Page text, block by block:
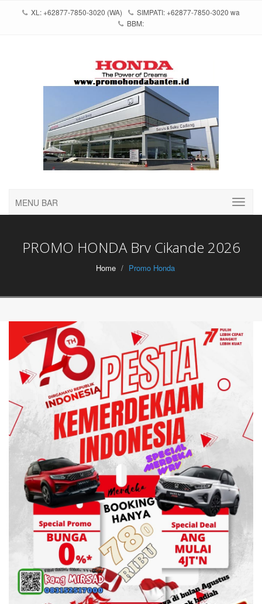
XL: +62877-7850-3020 (WA)
SIMPATI: +62877-7850-3020 wa
BBM:
MENU BAR
PROMO HONDA Brv Cikande 2026
Home Promo Honda